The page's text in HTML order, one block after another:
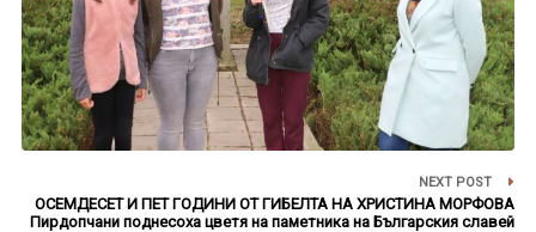
NEXT POST
ОСЕМДЕСЕТ И ПЕТ ГОДИНИ ОТ ГИБЕЛТА НА ХРИСТИНА МОРФОВА
Пирдопчани поднесоха цветя на паметника на Българския славей